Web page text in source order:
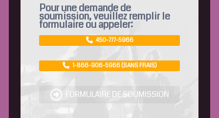
Pour une demande de
soumission, veuillez remplir le
formulaire ou appeler:
450-777-5966
1-866-906-5966 (SANS FRAIS)
FORMULAIRE DE SOUMISSION